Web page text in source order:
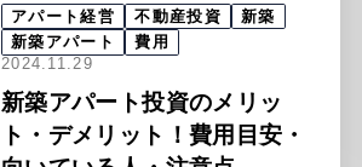
アパート経営 不動産投資
新築
新築アパート
費用
2024.11.29
新築アパート投資のメリッ
ト・デメリット！費用目安・